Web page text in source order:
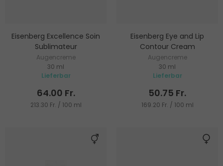
Eisenberg Excellence Soin
Sublimateur
Augencreme
30 ml
Lieferbar
64.00 Fr.
213.30 Fr. / 100 ml
Eisenberg Eye and Lip
Contour Cream
Augencreme
30 ml
Lieferbar
50.75 Fr.
169.20 Fr. / 100 ml